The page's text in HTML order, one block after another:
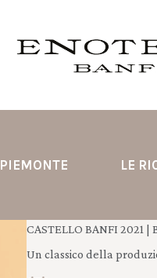
PIEMONTE LE
CASTELLO BANFI 2021
Un classico della